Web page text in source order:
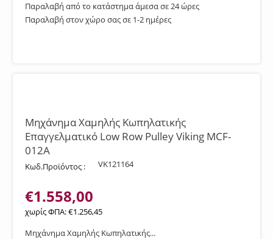
Παραλαβή από το κατάστημα άμεσα σε 24 ώρες
Παραλαβή στον χώρο σας σε 1-2 ημέρες
Μηχάνημα Χαμηλής Κωπηλατικής
Επαγγελματικό Low Row Pulley Viking MCF-
012A
Κωδ.Προϊόντος : VK121164
€1.558,00
χωρίς ΦΠΑ:€1.256,45
Μηχάνημα Χαμηλής Κωπηλατικής...